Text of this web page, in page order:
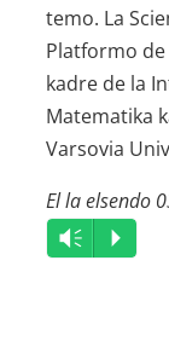
temo. La
Platformo
kadre de la
Matematika
Varsovia
El la elsendo
Audio
Player
Vm P